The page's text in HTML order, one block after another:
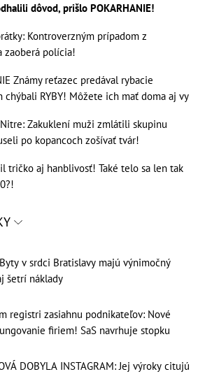
dôvod, prišlo POKARHANIE!
Kontroverzným prípadom z
zaoberá polícia!
Známy reťazec predával rybacie
chýbali RYBY! Môžete ich mať doma aj vy
Zakuklení muži zmlátili skupinu
po kopancoch zošívať tvár!
tričko aj hanblivosť! Také telo sa len tak
v srdci Bratislavy majú výnimočný
šetrí náklady
registri zasiahnu podnikateľov: Nové
firiem! SaS navrhuje stopku
DOBYLA INSTAGRAM: Jej výroky citujú